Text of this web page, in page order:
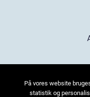
På vores website
statistik og